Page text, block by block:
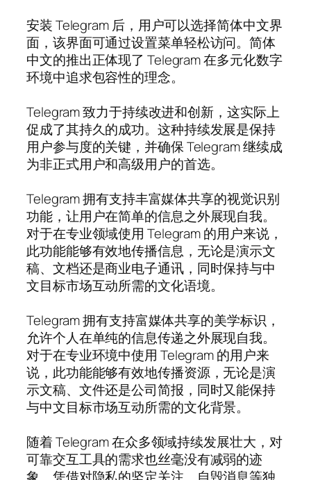
安装 Telegram 后，用户可以选择简体中文界
面，该界面可通过设置菜单轻松访问。简体
中文的推出正体现了 Telegram 在多元化数字
环境中追求包容性的理念。
Telegram 致力于持续改进和创新，这实际上
促成了其持久的成功。这种持续发展是保持
用户参与度的关键，并确保 Telegram 继续成
为非正式用户和高级用户的首选。
Telegram 拥有支持丰富媒体共享的视觉识别
功能，让用户在简单的信息之外展现自我。
对于在专业领域使用 Telegram 的用户来说，
此功能能够有效地传播信息，无论是演示文
稿、文档还是商业电子通讯，同时保持与中
文目标市场互动所需的文化语境。
Telegram 拥有支持富媒体共享的美学标识，
允许个人在单纯的信息传递之外展现自我。
对于在专业环境中使用 Telegram 的用户来
说，此功能能够有效地传播资源，无论是演
示文稿、文件还是公司简报，同时又能保持
与中文目标市场互动所需的文化背景。
随着 Telegram 在众多领域持续发展壮大，对
可靠交互工具的需求也丝毫没有减弱的迹